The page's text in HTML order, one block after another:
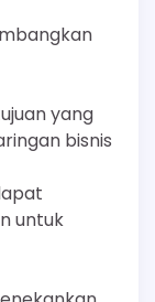
yang
bisnis
untuk